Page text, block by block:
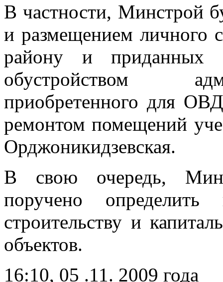
В частности, Минстрой
и размещением личного
району и
обустройством
приобретенного для
ремонтом помещений
Орджоникидзевская.
В свою очередь,
поручено
строительству и
объектов.
16:10, 05 .11. 2009 года